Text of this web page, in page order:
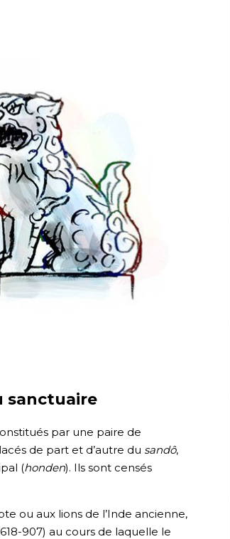
sanctuaire
par une paire de
de part et d’autre du sandô,
(honden). Ils sont censés
ou aux lions de l’Inde ancienne,
907) au cours de laquelle le